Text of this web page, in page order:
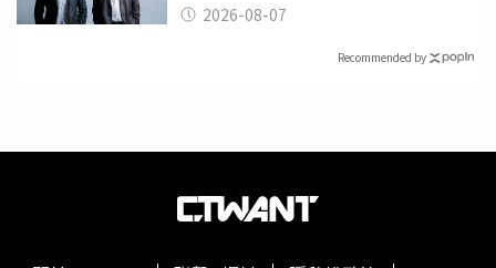
2026-08-07
Recommended by